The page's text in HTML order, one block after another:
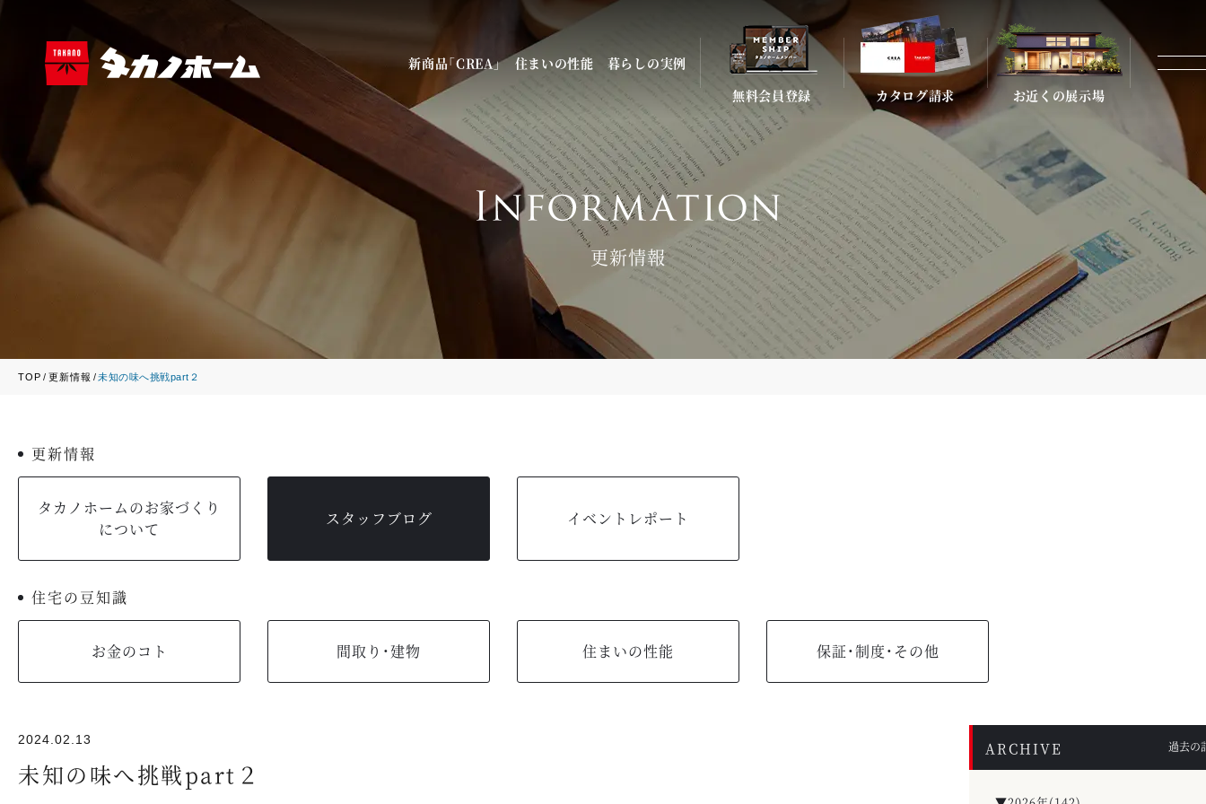
新商品「CREA」 住まいの性能
暮らしの実例
無料会員登録
カタログ請求 お近くの展示場
更新情報
TOP 更新情報 未知の味へ挑戦part２
更新情報
タカノホームのお家づくり
について
スタッフブログ イベントレポート
住宅の豆知識
お金のコト 間取り・建物 住まいの性能 保証・制度・その他
2024.02.13
未知の味へ挑戦part２
ARCHIVE 過去の